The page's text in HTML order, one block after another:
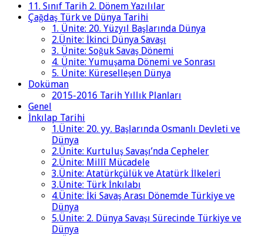
11. Sınıf Tarih 2. Dönem Yazılılar
Çağdaş Türk ve Dünya Tarihi
1. Ünite: 20. Yüzyıl Başlarında Dünya
2.Ünite: İkinci Dünya Savaşı
3. Ünite: Soğuk Savaş Dönemi
4. Ünite: Yumuşama Dönemi ve Sonrası
5. Ünite: Küreselleşen Dünya
Doküman
2015-2016 Tarih Yıllık Planları
Genel
İnkılap Tarihi
1.Ünite: 20. yy. Başlarında Osmanlı Devleti ve
Dünya
2.Ünite: Kurtuluş Savaşı’nda Cepheler
2.Ünite: Millî Mücadele
3.Ünite: Atatürkçülük ve Atatürk İlkeleri
3.Ünite: Türk İnkılabı
4.Ünite: İki Savaş Arası Dönemde Türkiye ve
Dünya
5.Ünite: 2. Dünya Savaşı Sürecinde Türkiye ve
Dünya